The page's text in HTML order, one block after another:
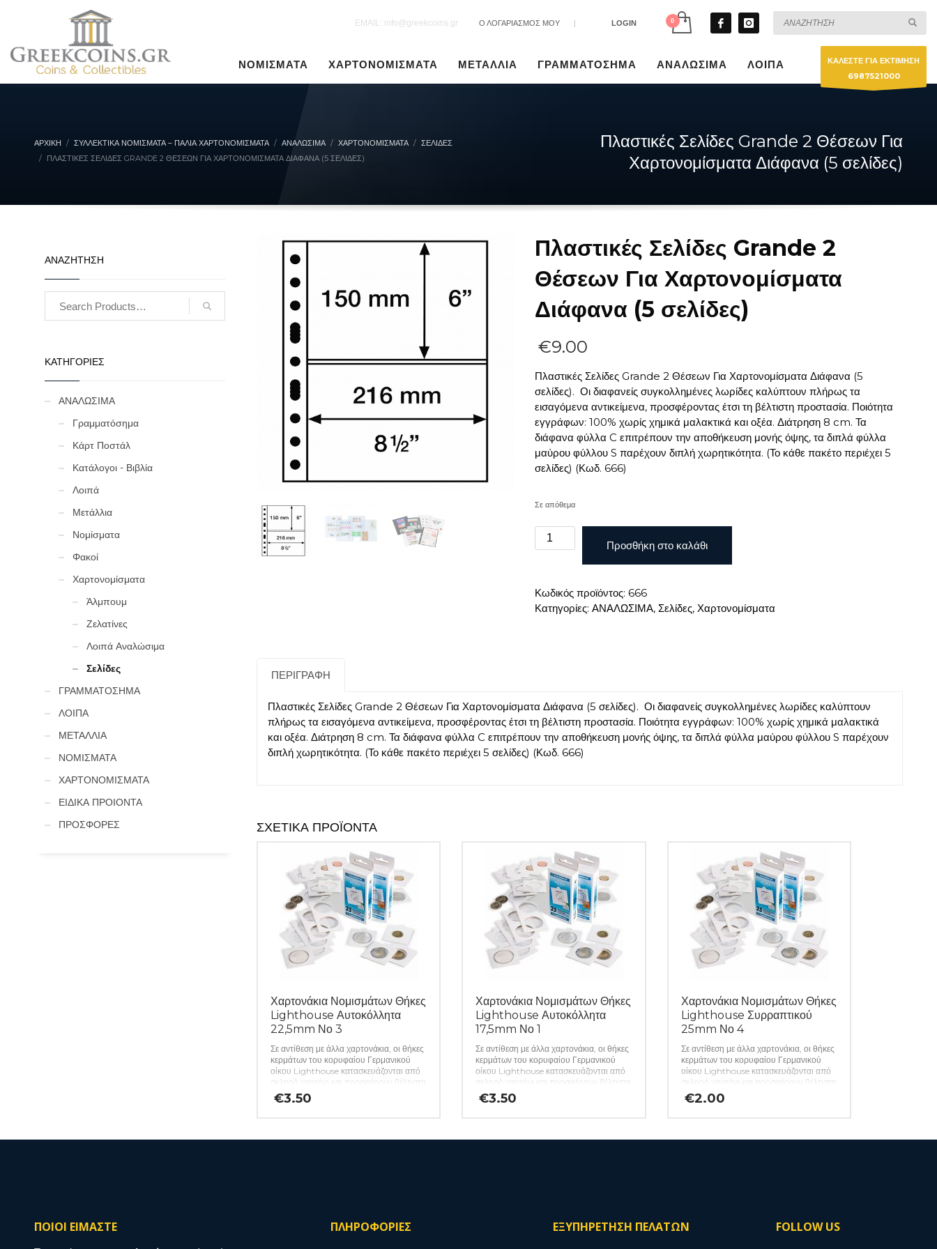
EMAIL: info@greekcoins.gr Ο ΛΟΓΑΡΙΑΣΜΟΣ ΜΟΥ | LOGIN
ΝΟΜΙΣΜΑΤΑ ΧΑΡΤΟΝΟΜΙΣΜΑΤΑ ΜΕΤΑΛΛΙΑ ΓΡΑΜΜΑΤΟΣΗΜΑ ΑΝΑΛΩΣΙΜΑ ΛΟΙΠΑ
ΚΑΛΕΣΤΕ ΓΙΑ ΕΚΤΙΜΗΣΗ
6987521000
ΑΡΧΙΚΉ ΣΥΛΛΕΚΤΙΚΆ ΝΟΜΊΣΜΑΤΑ – ΠΑΛΙΆ ΧΑΡΤΟΝΟΜΊΣΜΑΤΑ ΑΝΑΛΩΣΙΜΑ ΧΑΡΤΟΝΟΜΊΣΜΑΤΑ
ΣΕΛΊΔΕΣ
ΠΛΑΣΤΙΚΈΣ ΣΕΛΊΔΕΣ GRANDE 2 ΘΈΣΕΩΝ ΓΙΑ ΧΑΡΤΟΝΟΜΊΣΜΑΤΑ ΔΙΆΦΑΝΑ (5 ΣΕΛΊΔΕΣ)
Πλαστικές Σελίδες Grande 2 Θέσεων Για
Χαρτονομίσματα Διάφανα (5 σελίδες)
Πλαστικές Σελίδες Grande 2
Θέσεων Για Χαρτονομίσματα
Διάφανα (5 σελίδες)
€9.00
Πλαστικές Σελίδες Grande 2 Θέσεων Για Χαρτονομίσματα Διάφανα (5
σελίδες). Οι διαφανείς συγκολλημένες λωρίδες καλύπτουν πλήρως τα
εισαγόμενα αντικείμενα, προσφέροντας έτσι τη βέλτιστη προστασία. Ποιότητα
εγγράφων: 100% χωρίς χημικά μαλακτικά και οξέα. Διάτρηση 8 cm. Τα
διάφανα φύλλα C επιτρέπουν την αποθήκευση μονής όψης, τα διπλά φύλλα
μαύρου φύλλου S παρέχουν διπλή χωρητικότητα. (Το κάθε πακέτο περιέχει 5
σελίδες) (Κωδ. 666)
Σε απόθεμα
Πλαστικές
Σελίδες
Θέσεων
Για
Προσθήκη στο καλάθι
Κωδικός προϊόντος: 666
Κατηγορίες: ΑΝΑΛΩΣΙΜΑ, Σελίδες, Χαρτονομίσματα
ΠΕΡΙΓΡΑΦΉ
Πλαστικές Σελίδες Grande 2 Θέσεων Για Χαρτονομίσματα Διάφανα (5 σελίδες). Οι διαφανείς συγκολλημένες λωρίδες καλύπτουν
πλήρως τα εισαγόμενα αντικείμενα, προσφέροντας έτσι τη βέλτιστη προστασία. Ποιότητα εγγράφων: 100% χωρίς χημικά μαλακτικά
και οξέα. Διάτρηση 8 cm. Τα διάφανα φύλλα C επιτρέπουν την αποθήκευση μονής όψης, τα διπλά φύλλα μαύρου φύλλου S παρέχουν
διπλή χωρητικότητα. (Το κάθε πακέτο περιέχει 5 σελίδες) (Κωδ. 666)
ΣΧΕΤΙΚΆ ΠΡΟΪΌΝΤΑ
Χαρτονάκια Νομισμάτων Θήκες
Lighthouse Αυτοκόλλητα
22,5mm Νο 3
Σε αντίθεση με άλλα χαρτονάκια, οι θήκες
κερμάτων του κορυφαίου Γερμανικού
οίκου Lighthouse κατασκευάζονται από
σκληρό χαρτόνι και προσφέρουν βέλτιστη
προστασία από τις περιβαλλοντικές
επιρροές, χάρη στη χρήση φιλμ που δεν
των πολύτιμων νομισμάτων του. Απλά
€3.50
Χαρτονάκια Νομισμάτων Θήκες
Lighthouse Αυτοκόλλητα
17,5mm Νο 1
Σε αντίθεση με άλλα χαρτονάκια, οι θήκες
κερμάτων του κορυφαίου Γερμανικού
οίκου Lighthouse κατασκευάζονται από
σκληρό χαρτόνι και προσφέρουν βέλτιστη
προστασία από τις περιβαλλοντικές
επιρροές, χάρη στη χρήση φιλμ που δεν
των πολύτιμων νομισμάτων του. Απλά
€3.50
Χαρτονάκια Νομισμάτων Θήκες
Lighthouse Συρραπτικού
25mm Νο 4
Σε αντίθεση με άλλα χαρτονάκια, οι θήκες
κερμάτων του κορυφαίου Γερμανικού
οίκου Lighthouse κατασκευάζονται από
σκληρό χαρτόνι και προσφέρουν βέλτιστη
προστασία από τις περιβαλλοντικές
επιρροές, χάρη στη χρήση φιλμ που δεν
των πολύτιμων νομισμάτων του. Τα
€2.00
ΑΝΑΖΗΤΗΣΗ
ΚΑΤΗΓΟΡΙΕΣ
ΑΝΑΛΩΣΙΜΑ
Γραμματόσημα
Κάρτ Ποστάλ
Κατάλογοι - Βιβλία
Λοιπά
Μετάλλια
Νομίσματα
Φακοί
Χαρτονομίσματα
Άλμπουμ
Ζελατίνες
Λοιπά Αναλώσιμα
Σελίδες
ΓΡΑΜΜΑΤΟΣΗΜΑ
ΛΟΙΠΑ
ΜΕΤΑΛΛΙΑ
ΝΟΜΙΣΜΑΤΑ
ΧΑΡΤΟΝΟΜΙΣΜΑΤΑ
ΕΙΔΙΚΑ ΠΡΟΙΟΝΤΑ
ΠΡΟΣΦΟΡΕΣ
ΠΟΙΟΙ ΕΙΜΑΣΤΕ ΠΛΗΡΟΦΟΡΙΕΣ ΕΞΥΠΗΡΕΤΗΣΗ ΠΕΛΑΤΩΝ FOLLOW US